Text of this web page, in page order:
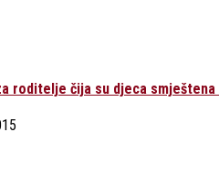
roditelje čija su djeca